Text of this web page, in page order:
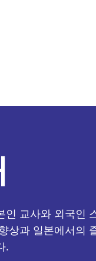
인 교사와 외국인
상과 일본에서의
.